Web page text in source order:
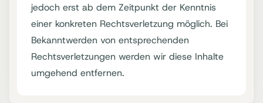
jedoch erst ab dem Zeitpunkt der Kenntnis
einer konkreten Rechtsverletzung möglich. Bei
Bekanntwerden von entsprechenden
Rechtsverletzungen werden wir diese Inhalte
umgehend entfernen.